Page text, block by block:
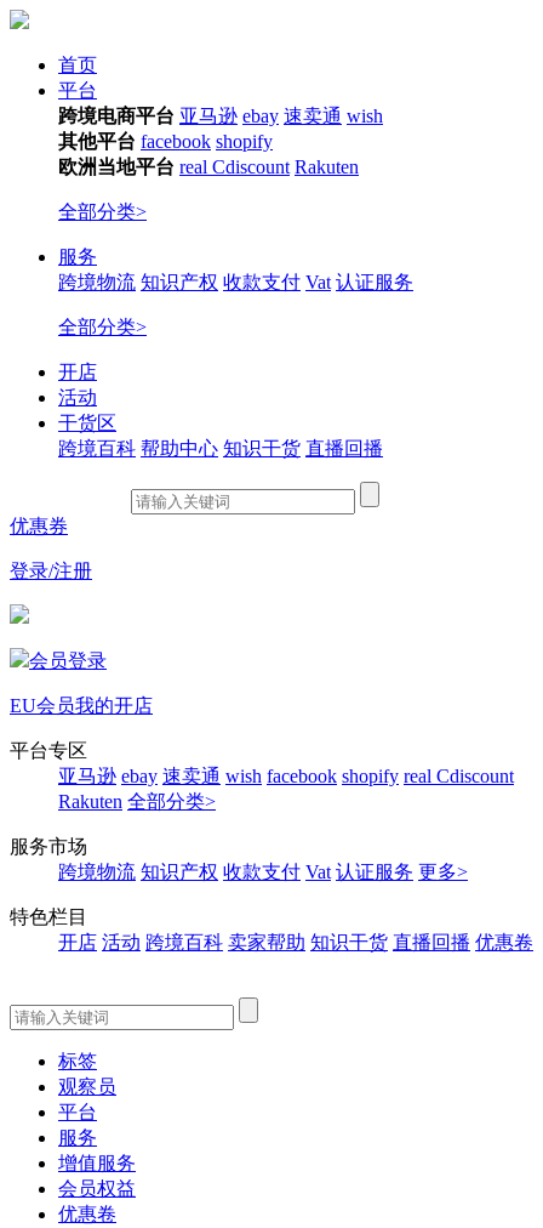
首页
平台
跨境电商平台 亚马逊 ebay 速卖通 wish
其他平台 facebook shopify
欧洲当地平台 real Cdiscount Rakuten
全部分类>
服务
跨境物流 知识产权 收款支付 Vat 认证服务
全部分类>
开店
活动
干货区
跨境百科 帮助中心 知识干货 直播回播
优惠券
登录/注册
会员登录
EU会员我的开店
平台专区
亚马逊 ebay 速卖通 wish facebook shopify real Cdiscount
Rakuten 全部分类>
服务市场
跨境物流 知识产权 收款支付 Vat 认证服务 更多>
特色栏目
开店 活动 跨境百科 卖家帮助 知识干货 直播回播 优惠卷
标签
观察员
平台
服务
增值服务
会员权益
优惠卷